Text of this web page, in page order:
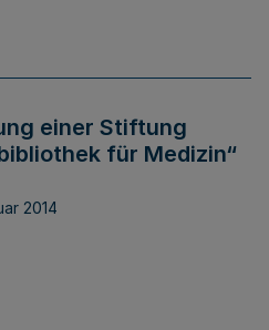
einer Stiftung
für Medizin“
2014